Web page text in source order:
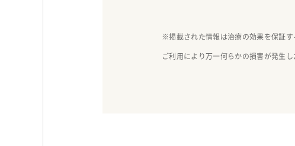
※掲載された情報は治療の効果を保証す
ご利用により万一何らかの損害が発生